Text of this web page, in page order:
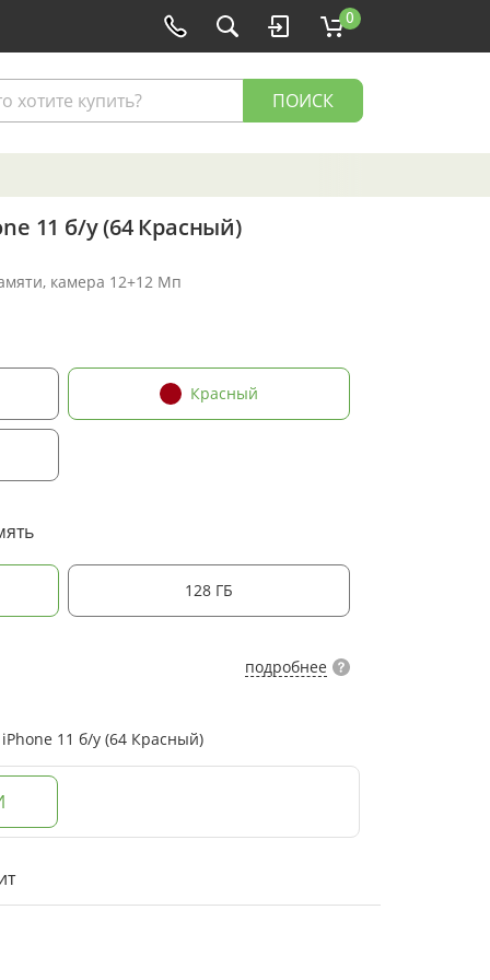
0
ПОИСК
11 б/у (64 Красный)
камера 12+12 Мп
Красный
128 ГБ
подробнее
11 б/у (64 Красный)